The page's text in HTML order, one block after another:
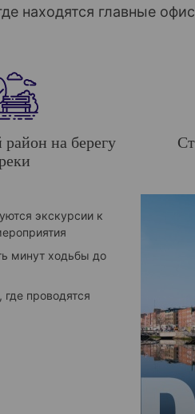
находятся главные
на берегу
экскурсии к
минут ходьбы до
проводятся